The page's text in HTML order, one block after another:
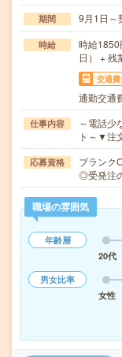
期間 9月1日～
時給
時給
日） + 残
交通費
通勤交通
仕事内容
～電話少
ト～▼注
応募資格
ブランク
◎受発注
職場の雰囲気
年齢層
20代
男女比率
女性